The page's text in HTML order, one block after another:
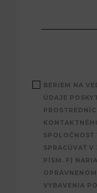
BERIEM NA
ÚDAJE
SPOLOČNOSŤ
SPRACÚVAŤ V
PÍSM. F)
VYBAVENIA